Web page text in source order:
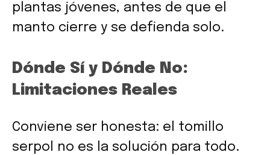
plantas jóvenes, antes de que el
manto cierre y se defienda solo.
Dónde Sí y Dónde No:
Limitaciones Reales
Conviene ser honesta: el tomillo
serpol no es la solución para todo.